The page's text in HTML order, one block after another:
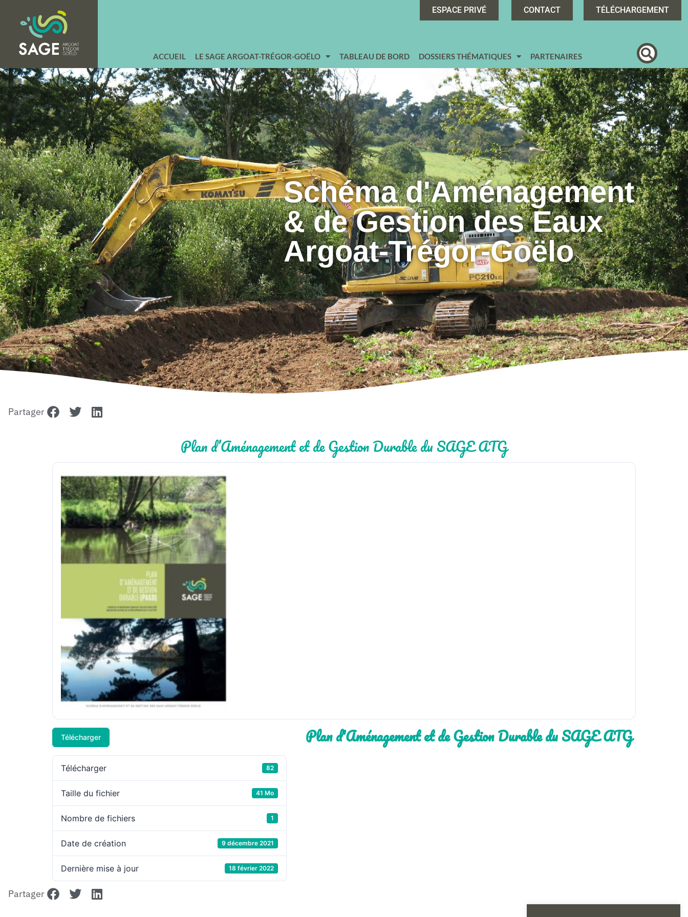
ESPACE PRIVÉ CONTACT TÉLÉCHARGEMENT
ACCUEIL LE SAGE ARGOAT-TRÉGOR-GOËLO TABLEAU DE BORD DOSSIERS THÉMATIQUES PARTENAIRES
Schéma d'Aménagement
& de Gestion des Eaux
Argoat-Trégor-Goëlo
Partager
Plan d’Aménagement et de Gestion Durable du SAGE ATG
Télécharger
Télécharger 82
Taille du fichier 41 Mo
Nombre de fichiers 1
Date de création 9 décembre 2021
Dernière mise à jour 18 février 2022
Plan d'Aménagement et de Gestion Durable du SAGE ATG
Partager